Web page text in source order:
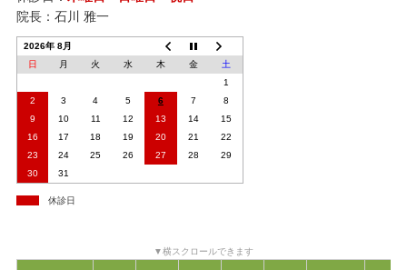
院長：石川 雅一
2026年 8月
日
月 火 水 木 金
土
1
2
3 4 5 6 7
8
9
10 11 12 13 14
15
16
17 18 19 20 21
22
23
24 25 26 27 28
29
30
31
休診日